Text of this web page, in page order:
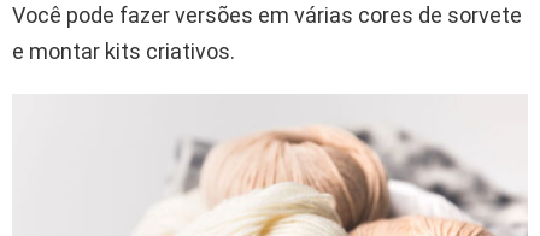
Você pode fazer versões em várias cores de sorvete
e montar kits criativos.